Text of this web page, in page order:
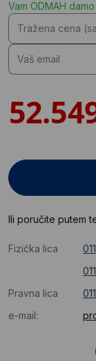
Vam ODMAH
Ili poručite putem
Fizička lica
Pravna lica
e-mail: